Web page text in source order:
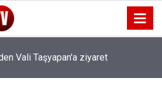
7 Kilo 720 Gram Eroin ele geçirildi